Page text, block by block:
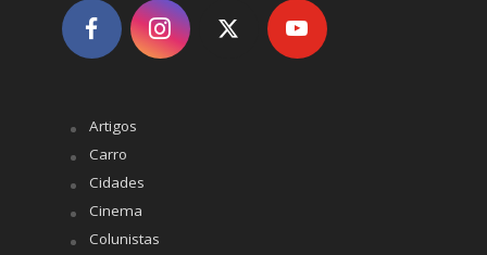
Artigos
Carro
Cidades
Cinema
Colunistas